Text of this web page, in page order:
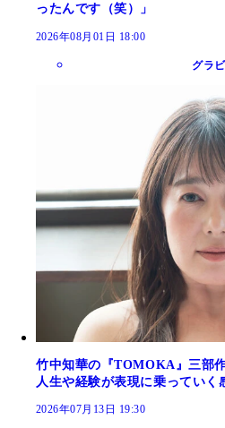
ったんです（笑）」
2026年08月01日 18:00
グラ
竹中知華の『TOMOKA』三部
人生や経験が表現に乗っていく
2026年07月13日 19:30